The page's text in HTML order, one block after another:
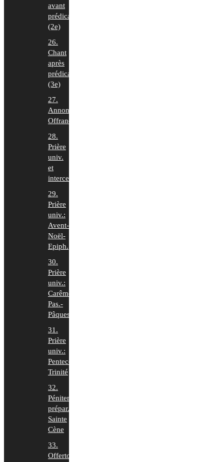
avant
prédication
(2e)
26.
Chant
après
prédication
(3e)
27.
Annonces,
Offrande
28.
Prière
univ.
et
intercession
29.
Prière
univ.:
Avent-
Noël-
Epiph.
30.
Prière
univ.:
Carême-
Pas.-
Pâques
31.
Prière
univ.:
Pentecôte-
Trinité
32.
Pénitence
prépar.
Sainte
Cène
33.
Offertoire